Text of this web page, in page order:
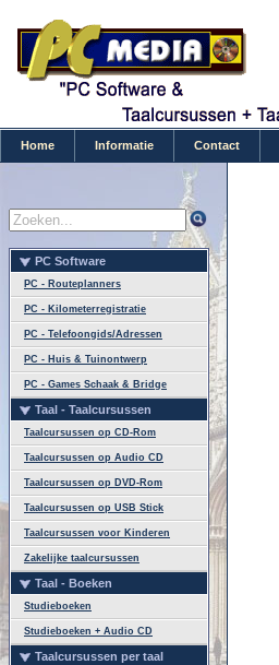
Home Informatie Contact
PC Software
PC - Routeplanners
PC - Kilometerregistratie
PC - Telefoongids/Adressen
PC - Huis & Tuinontwerp
PC - Games Schaak & Bridge
Taal - Taalcursussen
Taalcursussen op CD-Rom
Taalcursussen op Audio CD
Taalcursussen op DVD-Rom
Taalcursussen op USB Stick
Taalcursussen voor Kinderen
Zakelijke taalcursussen
Taal - Boeken
Studieboeken
Studieboeken + Audio CD
Taalcursussen per taal